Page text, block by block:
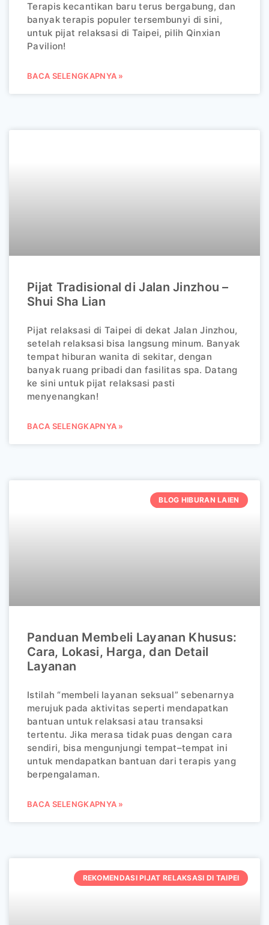
Terapis kecantikan baru terus bergabung, dan
banyak terapis populer tersembunyi di sini,
untuk pijat relaksasi di Taipei, pilih Qinxian
Pavilion!
BACA SELENGKAPNYA »
Pijat Tradisional di Jalan Jinzhou –
Shui Sha Lian
Pijat relaksasi di Taipei di dekat Jalan Jinzhou,
setelah relaksasi bisa langsung minum. Banyak
tempat hiburan wanita di sekitar, dengan
banyak ruang pribadi dan fasilitas spa. Datang
ke sini untuk pijat relaksasi pasti
menyenangkan!
BACA SELENGKAPNYA »
BLOG HIBURAN LAIEN
Panduan Membeli Layanan Khusus:
Cara, Lokasi, Harga, dan Detail
Layanan
Istilah “membeli layanan seksual” sebenarnya
merujuk pada aktivitas seperti mendapatkan
bantuan untuk relaksasi atau transaksi
tertentu. Jika merasa tidak puas dengan cara
sendiri, bisa mengunjungi tempat–tempat ini
untuk mendapatkan bantuan dari terapis yang
berpengalaman.
BACA SELENGKAPNYA »
REKOMENDASI PIJAT RELAKSASI DI TAIPEI